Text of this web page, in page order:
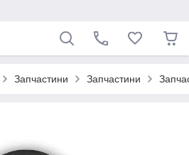
Запчастини Запчастини